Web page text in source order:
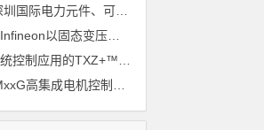
罗姆即将亮相2026深圳国际电力元件、可再生能源管理展览会暨研讨会
大联大诠鼎集团携手Infineon以固态变压器重构配电效率新标杆